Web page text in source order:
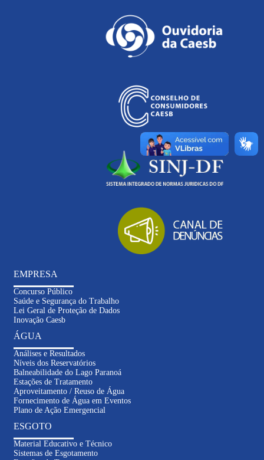
EMPRESA
Concurso Público
Saúde e Segurança do Trabalho
Lei Geral de Proteção de Dados
Inovação Caesb
ÁGUA
Análises e Resultados
Níveis dos Reservatórios
Balneabilidade do Lago Paranoá
Estações de Tratamento
Aproveitamento / Reuso de Água
Fornecimento de Água em Eventos
Plano de Ação Emergencial
ESGOTO
Material Educativo e Técnico
Sistemas de Esgotamento